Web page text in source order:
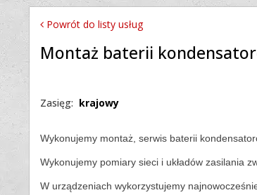
Powrót do listy usług
Montaż baterii
Zasięg: krajowy
Wykonujemy montaż, serwis baterii
Wykonujemy pomiary sieci i układów zasilania
W urządzeniach wykorzystujemy